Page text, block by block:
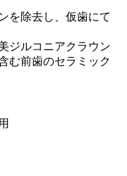
を除去し、仮歯にて
ジルコニアクラウン
む前歯のセラミック